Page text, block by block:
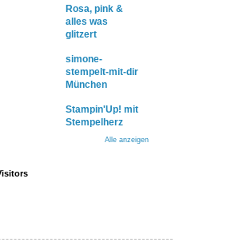
Rosa, pink &
alles was
glitzert
simone-
stempelt-mit-dir
München
Stampin'Up! mit
Stempelherz
Alle anzeigen